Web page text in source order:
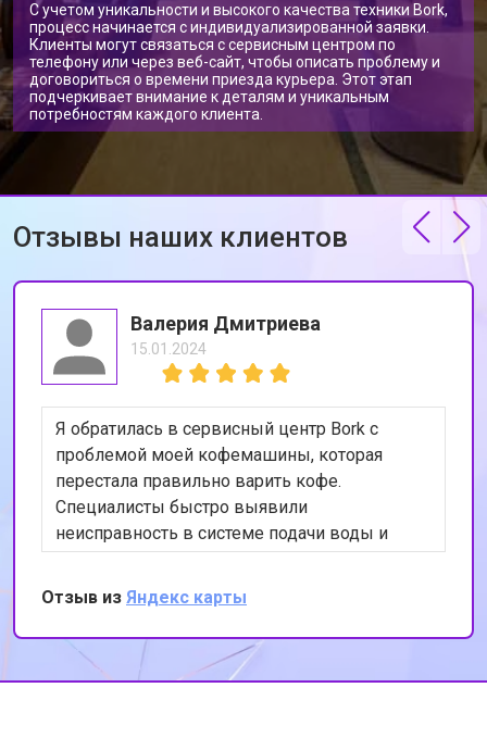
С учетом уникальности и высокого качества техники Bork,
процесс начинается с индивидуализированной заявки.
Клиенты могут связаться с сервисным центром по
телефону или через веб-сайт, чтобы описать проблему и
договориться о времени приезда курьера. Этот этап
подчеркивает внимание к деталям и уникальным
потребностям каждого клиента.
Отзывы наших клиентов
Валерия Дмитриева
15.01.2024
Я обратилась в сервисный центр Bork с
проблемой моей кофемашины, которая
перестала правильно варить кофе.
Специалисты быстро выявили
неисправность в системе подачи воды и
устранили её. Теперь моя кофемашина
работает как новая. Я очень довольна
качеством обслуживания и
профессионализмом сотрудников. Спасибо
за вашу работу!
Отзыв из Яндекс карты